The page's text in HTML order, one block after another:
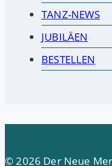
TANZ-NEWS
JUBILÄEN
BESTELLEN
© 2026 Der Neue